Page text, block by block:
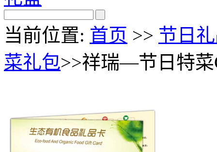
当前位置: 首页 >> 节日
菜礼包>>祥瑞—节日特菜